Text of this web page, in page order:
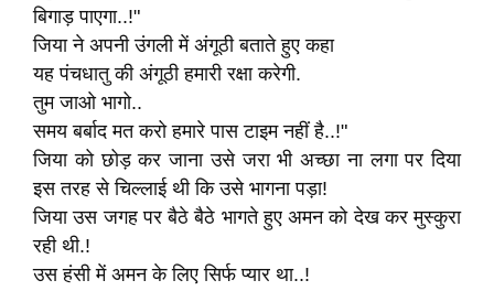
बिगाड़ पाएगा..!"
जिया ने अपनी उंगली में अंगूठी बताते हुए कहा
यह पंचधातु की अंगूठी हमारी रक्षा करेगी.
तुम जाओ भागो..
समय बर्बाद मत करो हमारे पास टाइम नहीं है..!"
जिया को छोड़ कर जाना उसे जरा भी अच्छा ना लगा पर दिया
इस तरह से चिल्लाई थी कि उसे भागना पड़ा!
जिया उस जगह पर बैठे बैठे भागते हुए अमन को देख कर मुस्कुरा
रही थी.!
उस हंसी में अमन के लिए सिर्फ प्यार था..!